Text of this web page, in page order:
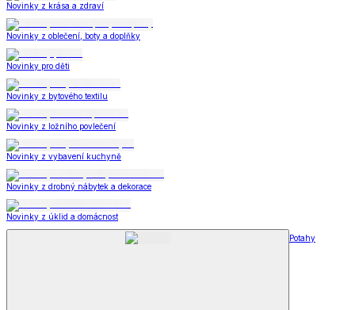
Novinky z krása a zdraví
Novinky z oblečení, boty a doplňky
Novinky pro děti
Novinky z bytového textilu
Novinky z ložního povlečení
Novinky z vybavení kuchyně
Novinky z drobný nábytek a dekorace
Novinky z úklid a domácnost
Potahy